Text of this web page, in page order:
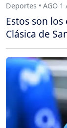
Deportes • AGO 1
Estos son
Clásica de